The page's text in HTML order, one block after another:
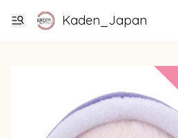
Kaden_Japan